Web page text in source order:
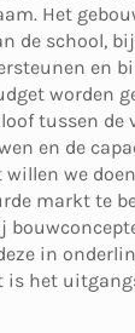
Het
de school,
en
worden
tussen de
en de
willen we
markt te
in
is het